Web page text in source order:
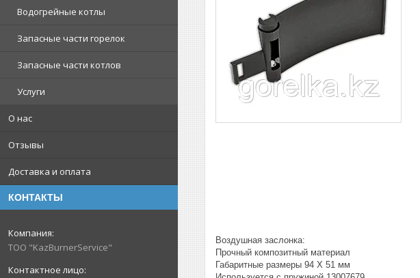
Водогрейные котлы
Запасные части горелок
Запасные части котлов
Услуги
О нас
Отзывы
Доставка и оплата
КОНТАКТЫ
ТОО "KazBurnerService"
Воздушная заслонка:
Прочный композитный материал
Габаритные размеры 94 X 51 мм